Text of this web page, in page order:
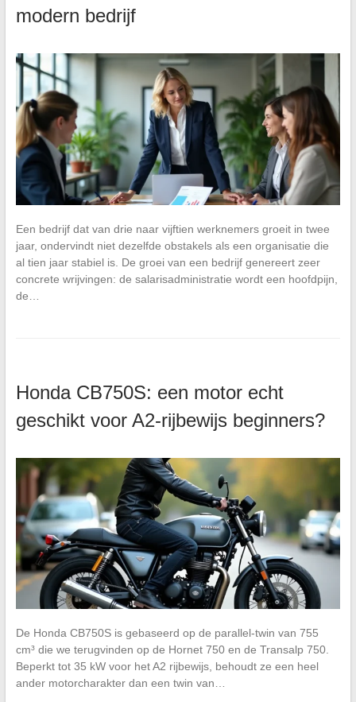
modern bedrijf
Een bedrijf dat van drie naar vijftien werknemers groeit in twee
jaar, ondervindt niet dezelfde obstakels als een organisatie die
al tien jaar stabiel is. De groei van een bedrijf genereert zeer
concrete wrijvingen: de salarisadministratie wordt een hoofdpijn,
de…
Honda CB750S: een motor echt
geschikt voor A2-rijbewijs beginners?
De Honda CB750S is gebaseerd op de parallel-twin van 755
cm³ die we terugvinden op de Hornet 750 en de Transalp 750.
Beperkt tot 35 kW voor het A2 rijbewijs, behoudt ze een heel
ander motorcharakter dan een twin van…